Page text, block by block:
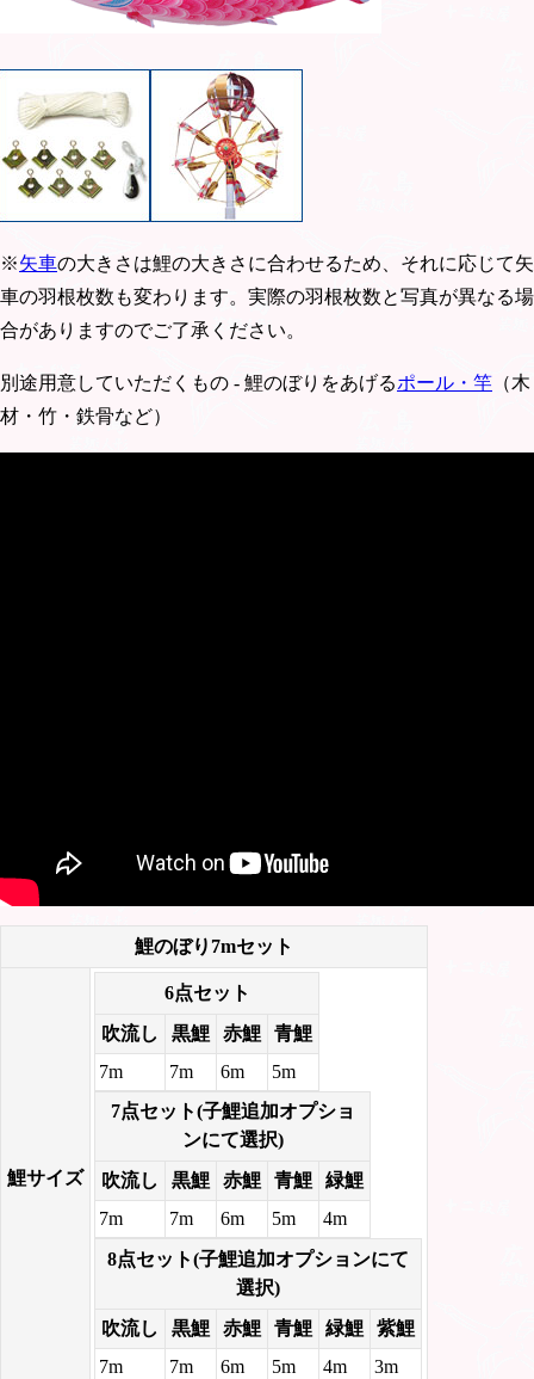
※矢車の大きさは鯉の大きさに合わせるため、それに応じて矢
車の羽根枚数も変わります。実際の羽根枚数と写真が異なる場
合がありますのでご了承ください。
別途用意していただくもの - 鯉のぼりをあげるポール・竿 （木
材・竹・鉄骨など）
鯉のぼり7mセット
鯉サイズ
6点セット
吹流し
黒鯉 赤鯉
青鯉
7m
7m 6m
5m
7点セット(子鯉追加オプショ
ンにて選択)
吹流し
黒鯉 赤鯉 青鯉
緑鯉
7m
7m 6m 5m
4m
8点セット(子鯉追加オプションにて
選択)
吹流し
黒鯉 赤鯉 青鯉 緑鯉
紫鯉
7m
7m 6m 5m 4m 3m